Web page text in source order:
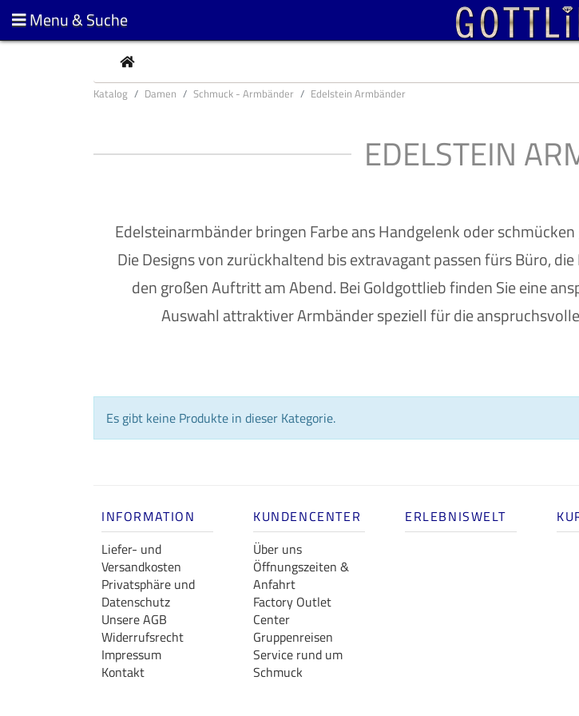
Menu & Suche
CURRENT
Katalog Damen Schmuck - Armbänder Edelstein Armbänder
EDELSTEIN
Edelsteinarmbänder bringen Farbe ans Handgelenk oder schmücken
Die Designs von zurückhaltend bis extravagant passen fürs Büro,
den großen Auftritt am Abend. Bei Goldgottlieb finden Sie eine
Auswahl attraktiver Armbänder speziell für die
Es gibt keine Produkte in dieser Kategorie.
INFORMATION
Liefer- und
Versandkosten
Privatsphäre und
Datenschutz
Unsere AGB
Widerrufsrecht
Impressum
Kontakt
KUNDENCENTER
Über uns
Öffnungszeiten &
Anfahrt
Factory Outlet
Center
Gruppenreisen
Service rund um
Schmuck
ERLEBNISWELT